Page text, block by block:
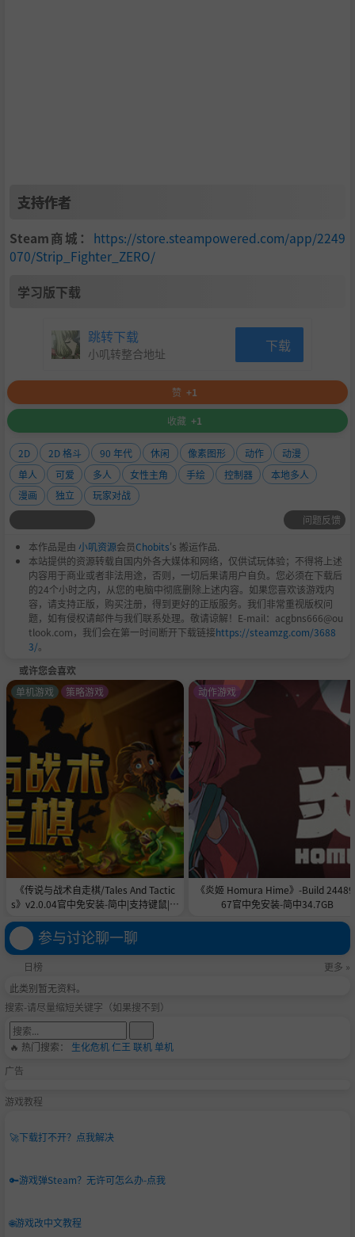
为了证明自家流派的强大而参加格斗大会的古武术继承者
暗格斗家Ｓ
沉浸于暴力让对手屈服的危险男人
淫魔魅魔
策划着以格斗大会为饵食吸收强者们淫力的淫魔
系统
STRIP连击
使用STRIP计量表即可发动的强力必杀技。
按下↓→↓→+攻击可发动。
根据强弱不同有等级1～3，越强力的技能会消费越多计量
表。
可发动弱攻击等级1、中攻击等级2、强攻击等级3的STRIP连
击。
STRIP Rush
RUSH计量表在1以上时，按下X+A+B(R)发动。
在一定时间内的攻击都可取消。
RUSH计量表在被攻击时，与时间经过可回复，每回合结束
都会重置。
计量表越多时发动时的时间暂停与效果持续时间均会变长。
游戏的特征
有8位富有个性的角色们
积极的攻击即是通往胜利的秘诀！流畅的游戏系统
十分气派的必杀技演出
可与电脑玩家对战的故事模式
安装DirectPlay。
步骤重新安装。：
支持作者
Steam商城： https://store.steampowered.com/app/2249
070/Strip_Fighter_ZERO/
学习版下载
跳转下载
小叽转整合地址 下载
赞 +1
收藏 +1
2D 2D 格斗 90 年代 休闲 像素图形 动作
动漫
单人
可爱 多人 女性主角 手绘 控制器
本地多人
漫画
独立
玩家对战
问题反馈
本作品是由 小叽资源会员Chobits's 搬运作品.
本站提供的资源转载自国内外各大媒体和网络，仅供试玩体验；不得将上述
内容用于商业或者非法用途，否则，一切后果请用户自负。您必须在下载后
的24个小时之内，从您的电脑中彻底删除上述内容。如果您喜欢该游戏内
容，请支持正版，购买注册，得到更好的正版服务。我们非常重视版权问
题，如有侵权请邮件与我们联系处理。敬请谅解！E-mail：acgbns666@ou
tlook.com，我们会在第一时间断开下载链接https://steamzg.com/3688
3/。
或许您会喜欢
《传说与战术自走棋/Tales And Tactic
s》v2.0.04官中免安装-简中|支持键鼠|容
单机游戏 策略游戏
《炎姬 Homura Hime》-Build
67官中免安装-简中34.7GB
动作游戏
参与讨论聊一聊
日榜
更多 »
此类别暂无资料。
搜索-请尽量缩短关键字（如果搜不到）
🔥 热门搜索： 生化危机仁王 联机单机
广告
游戏教程
🚀下载打不开？点我解决
🔑游戏弹Steam？无许可怎么办-点我
🌐游戏改中文教程